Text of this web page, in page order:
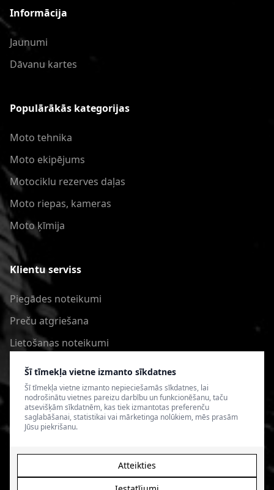
Šī tīmekļa vietne izmanto sīkdatnes
Šī tīmekļa vietne izmanto nepieciešamās sīkdatnes, lai
nodrošinātu vietnes pareizu darbību un funkcionēšanu, taču
atsevišķām sīkdatnēm, kas tiek izmantotas preferenču
saglabāšanai, statistikai vai mārketinga nolūkiem, mēs prasām
Jūsu piekrišanu.
Atteikties
Informācija
Jaunumi
Dāvanu kartes
Populārākās kategorijas
Moto tehnika
Moto ekipējums
Motociklu rezerves daļas
Moto riepas, kameras
Moto ķīmija
Klientu serviss
Piegādes noteikumi
Preču atgriešana
Lietošanas noteikumi
Privātuma politika